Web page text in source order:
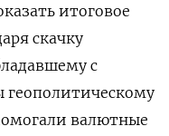
итоговое
скачку
с
валютные